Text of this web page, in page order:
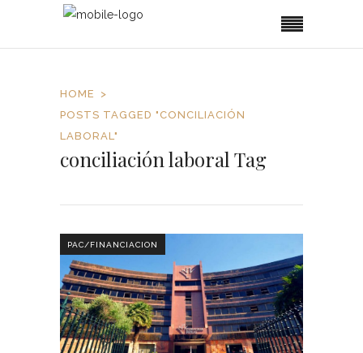
HOME
POSTS TAGGED "CONCILIACIÓN
LABORAL"
conciliación laboral Tag
PAC/FINANCIACION